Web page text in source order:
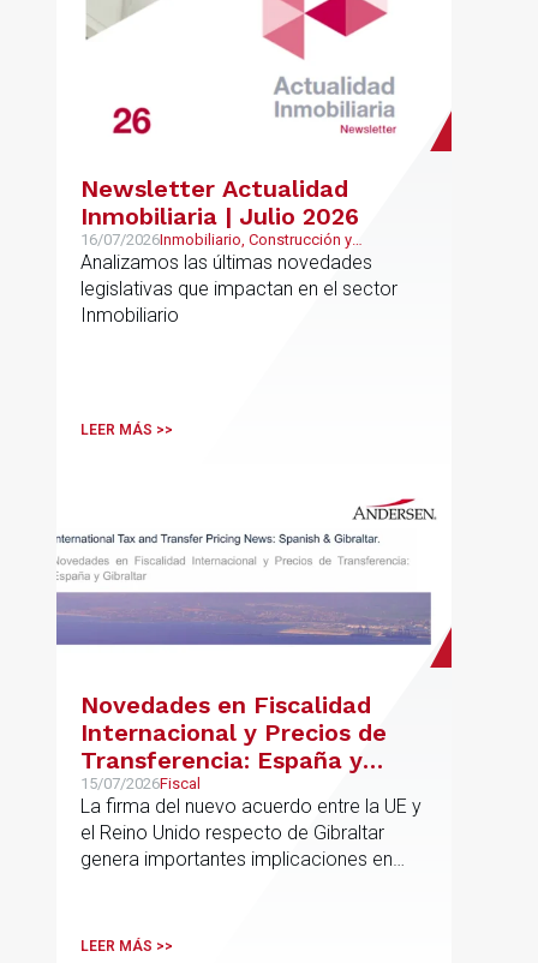
Newsletter Actualidad
Inmobiliaria | Julio 2026
16/07/2026Inmobiliario, Construcción y
Urbanismo
Analizamos las últimas novedades
legislativas que impactan en el sector
Inmobiliario
LEER MÁS >>
Novedades en Fiscalidad
Internacional y Precios de
Transferencia: España y
Gibraltar
15/07/2026Fiscal
La firma del nuevo acuerdo entre la UE y
el Reino Unido respecto de Gibraltar
genera importantes implicaciones en
LEER MÁS >>